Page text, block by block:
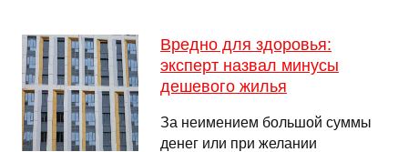
Вредно для здоровья:
эксперт назвал минусы
дешевого жилья
За неимением большой суммы
денег или при желании